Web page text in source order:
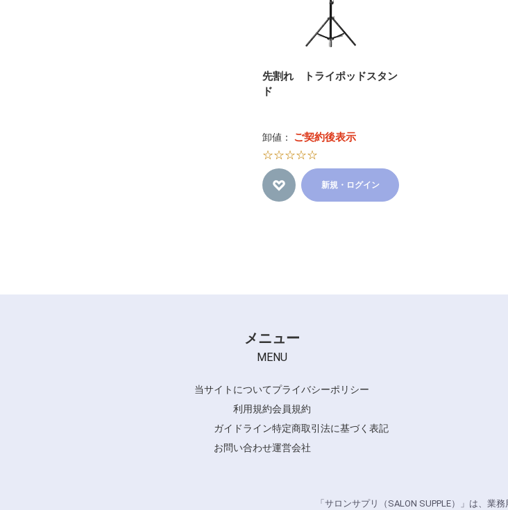
先割れ トライポッドスタン
ド
卸値： ご契約後表示
☆☆☆☆☆
新規・ログイン
メニュー
MENU
当サイトについてプライバシーポリシー
利用規約会員規約
ガイドライン特定商取引法に基づく表記
お問い合わせ運営会社
「サロンサプリ（SALON SUPPLE）」は、業